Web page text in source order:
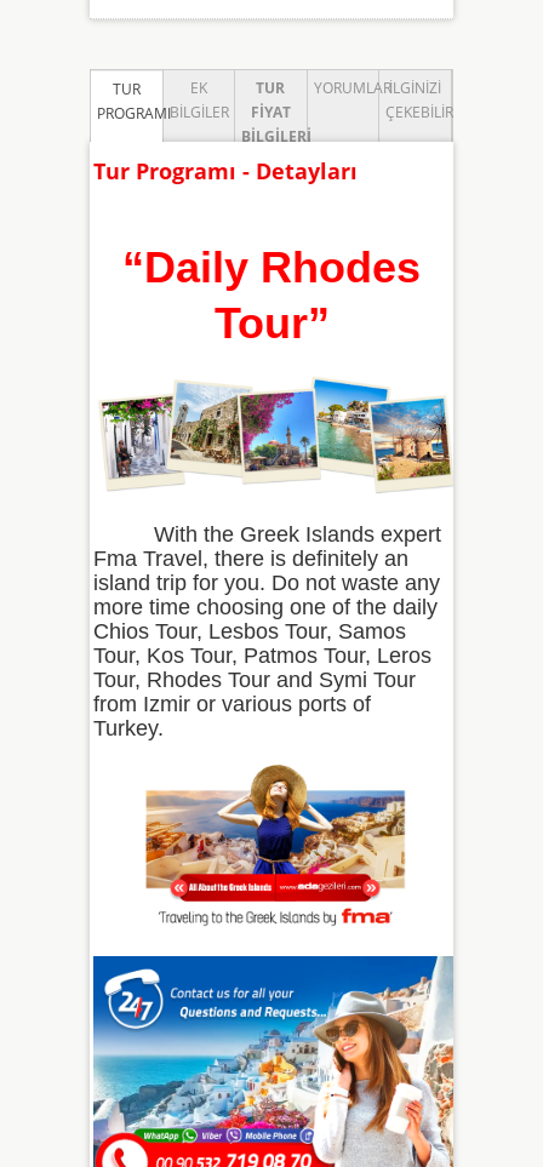
TUR
PROGRAMI
EK
BILGILER
TUR
FIYAT
BILGILERI
YORUMLARİLGINIZI
ÇEKEBILIR
Tur Programı - Detayları
“Daily Rhodes
Tour”
With the Greek Islands expert
Fma Travel, there is definitely an
island trip for you. Do not waste any
more time choosing one of the daily
Chios Tour, Lesbos Tour, Samos
Tour, Kos Tour, Patmos Tour, Leros
Tour, Rhodes Tour and Symi Tour
from Izmir or various ports of
Turkey.